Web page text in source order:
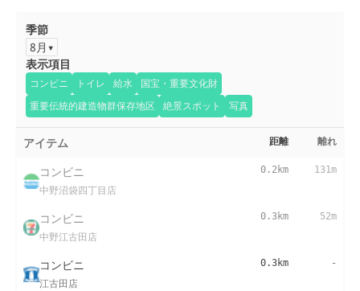
季節
8月
表示項目
コンビニ トイレ 給水
国宝・重要文化財
重要伝統的建造物群保存地区
絶景スポット 写真
アイテム 距離 離れ
コンビニ
中野沼袋四丁目店
0.2km 131m
コンビニ
中野江古田店
0.3km 52m
コンビニ
江古田店
0.3km -